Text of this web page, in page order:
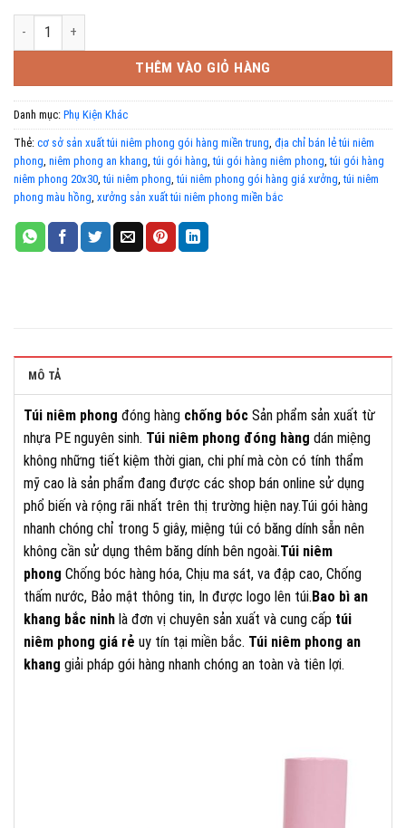
Túi niêm phong gói hàng 20x30 màu hồng phấn cao cấp (1kg) số
THÊM VÀO GIỎ HÀNG
Danh mục: Phụ Kiện Khác
Thẻ: cơ sở sản xuất túi niêm phong gói hàng miền trung địa chỉ bán lẻ túi niêm
phong niêm phong an khang ,túi gói hàng ,túi gói hàng niêm phong ,túi gói hàng
niêm phong 20x30 ,túi niêm phong ,túi niêm phong gói hàng giá xưởng ,túi niêm
phong màu hồng xưởng sản xuất túi niêm phong miền bắc
MÔ TẢ
Túi niêm phong đóng hàng chống bóc Sản phẩm sản xuất từ
nhựa PE nguyên sinh. Túi niêm phong đóng hàng dán miệng
không những tiết kiệm thời gian, chi phí mà còn có tính thẩm
mỹ cao là sản phẩm đang được các shop bán online sử dụng
phổ biến và rộng rãi nhất trên thị trường hiện nay.Túi gói hàng
nhanh chóng chỉ trong 5 giây, miệng túi có băng dính sẵn nên
không cần sử dụng thêm băng dính bên ngoài.Túi niêm
phong Chống bóc hàng hóa, Chịu ma sát, va đập cao, Chống
thấm nước, Bảo mật thông tin, In được logo lên túi.Bao bì an
khang bắc ninh là đơn vị chuyên sản xuất và cung cấp túi
niêm phong giá rẻ uy tín tại miền bắc. Túi niêm phong an
khang giải pháp gói hàng nhanh chóng an toàn và tiên lợi.